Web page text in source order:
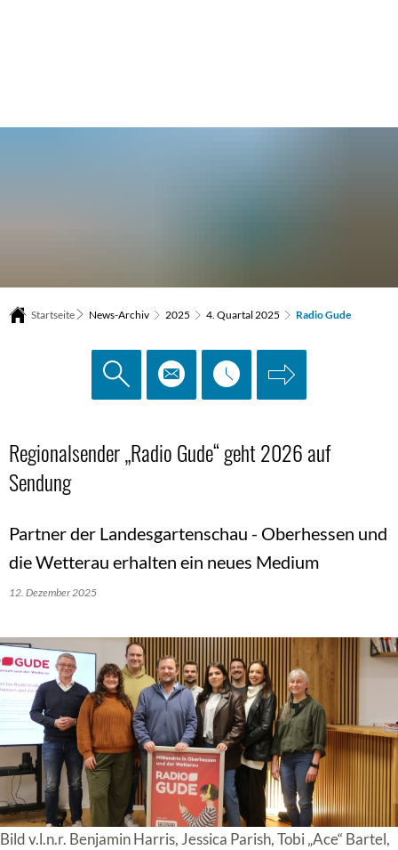
Startseite News-Archiv 2025 4. Quartal 2025 Radio Gude
Regionalsender „Radio Gude“ geht 2026 auf
Sendung
Partner der Landesgartenschau - Oberhessen und
die Wetterau erhalten ein neues Medium
12. Dezember 2025
Bild v.l.n.r. Benjamin Harris, Jessica Parish, Tobi „Ace“ Bartel,